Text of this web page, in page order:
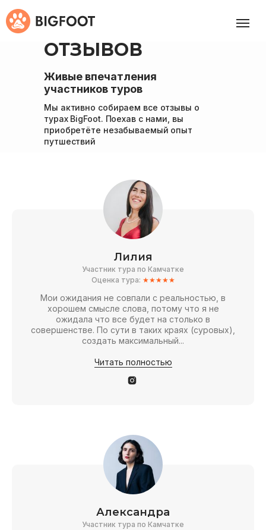
Мы активно собираем все отзывы о
турах BigFoot. Поехав с нами, вы
приобретёте незабываемый опыт
путшествий
ЕЩЁ БОЛЬШЕ
ОТЗЫВОВ
Живые впечатления
участников туров
Лилия
Участник тура по Камчатке
Оценка тура: ★★★★★
Мои ожидания не совпали с реальностью, в
хорошем смысле слова, потому что я не
ожидала что все будет на столько в
совершенстве. По сути в таких краях (суровых),
создать максимальный...
Читать полностью
Александра
Участник тура по Камчатке